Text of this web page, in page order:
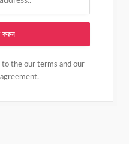
to the our terms and our
agreement.